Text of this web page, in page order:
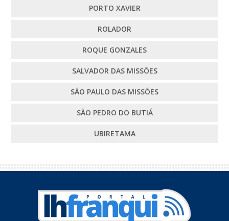
PORTO XAVIER
ROLADOR
ROQUE GONZALES
SALVADOR DAS MISSÕES
SÃO PAULO DAS MISSÕES
SÃO PEDRO DO BUTIÁ
UBIRETAMA